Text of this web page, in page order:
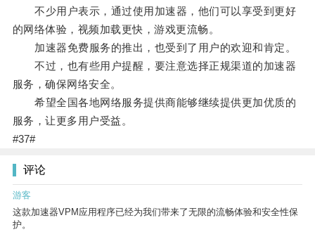
不少用户表示，通过使用加速器，他们可以享受到更好
的网络体验，视频加载更快，游戏更流畅。
加速器免费服务的推出，也受到了用户的欢迎和肯定。
不过，也有些用户提醒，要注意选择正规渠道的加速器
服务，确保网络安全。
希望全国各地网络服务提供商能够继续提供更加优质的
服务，让更多用户受益。
#37#
评论
游客
这款加速器VPM应用程序已经为我们带来了无限的流畅体验和安全性保
护。